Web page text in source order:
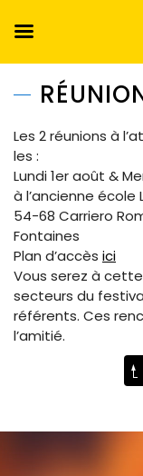
Les 2 réunions à
les :
Lundi 1er août &
à l’ancienne école
54-68 Carriero
Fontaines
Plan d’accès ici
Vous serez à
secteurs du
référents. Ces
l’amitié.